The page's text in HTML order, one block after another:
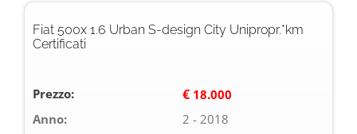
Fiat 500x 1.6 Urban S-design City Unipropr.*km
Certificati
Prezzo: € 18.000
Anno:
2 - 2018